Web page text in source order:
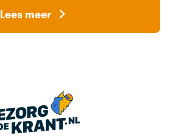
Lees meer